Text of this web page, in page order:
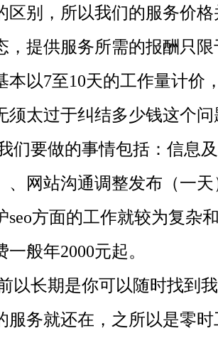
别，所以我们的服务价
提供服务所需的报酬只
以7至10天的工作量计价
太过于纠结多少钱这个问
要做的事情包括：信息
网站沟通调整发布（一天
方面的工作就较为复杂
般年2000元起。
长期是你可以随时找到我
务就还在，之所以是零